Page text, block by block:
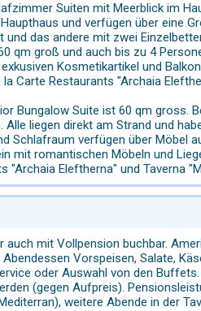
Suiten mit Meerblick im
und verfügen über eine
und das andere mit zwei
qm groß und auch bis zu 4
Kosmetikartikel und
Carte Restaurants "Archaia
Bungalow Suite ist 60 qm gross.
Alle liegen direkt am Strand und
Schlafraum verfügen über Möbel
mit romantischen Möbeln und
"Archaia Eleftherna" und Taverna
auch mit Vollpension buchbar.
Vorspeisen, Salate,
oder Auswahl von den
(gegen Aufpreis).
weitere Abende in der